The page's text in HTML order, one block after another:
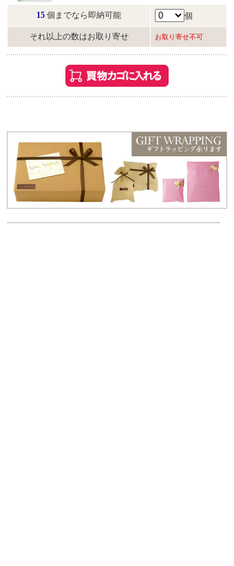
15 個までなら即納可能 個
それ以上の数はお取り寄せ お取り寄せ不可